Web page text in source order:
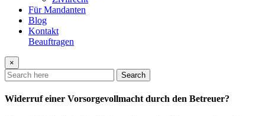
Für Mandanten
Blog
Kontakt
Beauftragen
×
Search
Widerruf einer Vorsorgevollmacht durch den Betreuer?